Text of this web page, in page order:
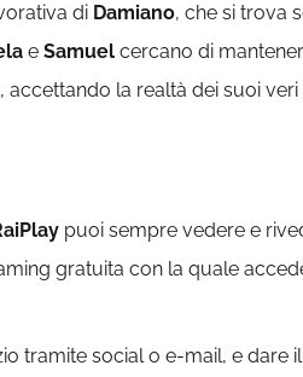
di Damiano, che si trova
e Samuel cercano di
, accettando la realtà dei suoi veri
puoi sempre vedere e
gratuita con la quale
tramite social o e-mail, e